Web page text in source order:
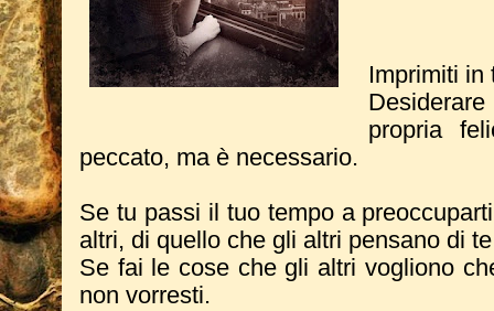
Imprimiti in
propria
peccato, ma è necessario.
Se tu passi il tuo tempo a
altri, di quello che gli altri pensano di
Se fai le cose che gli altri vogliono
non vorresti.